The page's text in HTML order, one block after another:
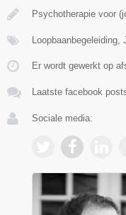
Psychotherapie voor
Er wordt gewerkt op
Laatste facebook
Sociale media: